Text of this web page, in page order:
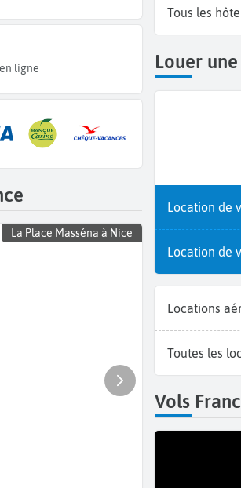
ligne
La Place Masséna à Nice
Tous les
Louer
Location de
Location de
Locations
Toutes les
Vols